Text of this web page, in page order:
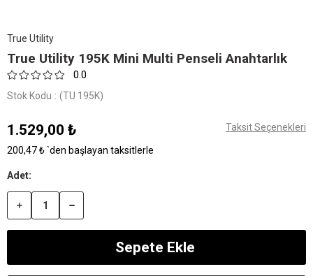
True Utility
​True Utility 195K Mini Multi Penseli Anahtarlık
0.0
Stok Kodu (TU 195K)
1.529,00 ₺ Taksit Seçenekleri
200,47 ₺`den başlayan taksitlerle